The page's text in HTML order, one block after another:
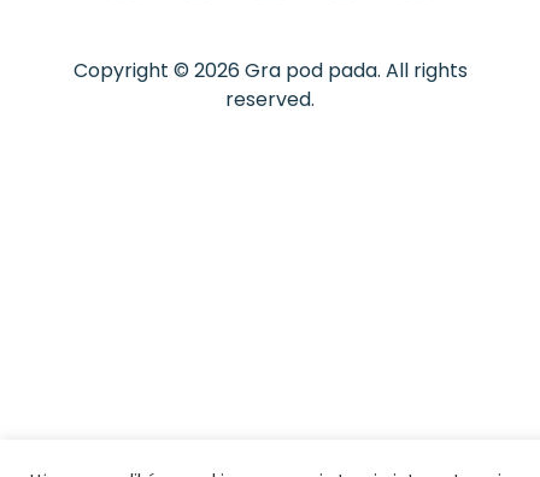
Copyright © 2026 Gra pod pada. All rights
reserved.